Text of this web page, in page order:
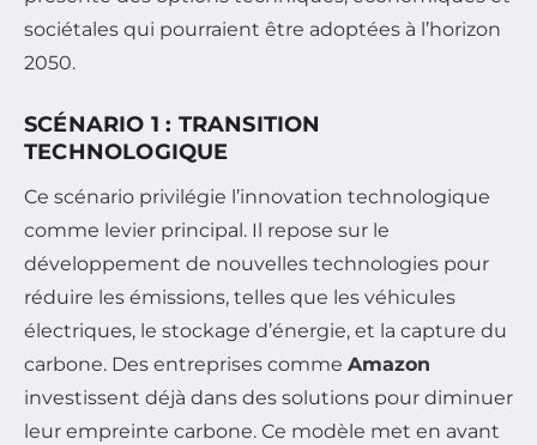
sociétales qui pourraient être adoptées à l’horizon
2050.
SCÉNARIO 1 : TRANSITION
TECHNOLOGIQUE
Ce scénario privilégie l’innovation technologique
comme levier principal. Il repose sur le
développement de nouvelles technologies pour
réduire les émissions, telles que les véhicules
électriques, le stockage d’énergie, et la capture du
carbone. Des entreprises comme Amazon
investissent déjà dans des solutions pour diminuer
leur empreinte carbone. Ce modèle met en avant